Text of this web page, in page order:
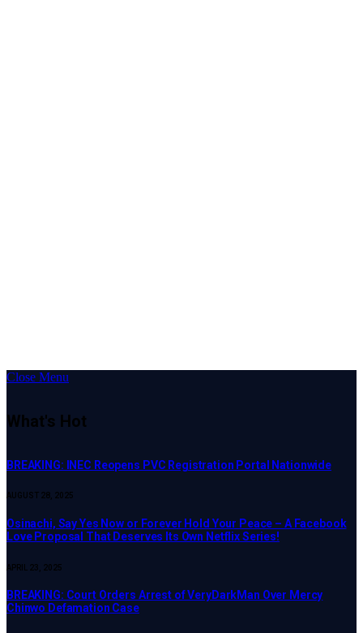
Close Menu
What's Hot
BREAKING: INEC Reopens PVC Registration Portal Nationwide
AUGUST 28, 2025
Osinachi, Say Yes Now or Forever Hold Your Peace – A Facebook
Love Proposal That Deserves Its Own Netflix Series!
APRIL 23, 2025
BREAKING: Court Orders Arrest of VeryDarkMan Over Mercy
Chinwo Defamation Case